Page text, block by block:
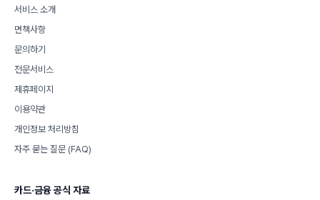
서비스 소개
면책사항
문의하기
전문서비스
제휴페이지
이용약관
개인정보 처리방침
자주 묻는 질문 (FAQ)
카드·금융 공식 자료